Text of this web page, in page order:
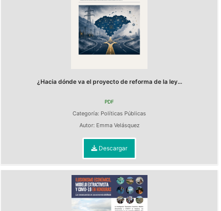
¿Hacia dónde va el proyecto de reforma de la ley...
PDF
Categoría: Políticas Públicas
Autor: Emma Velásquez
Descargar